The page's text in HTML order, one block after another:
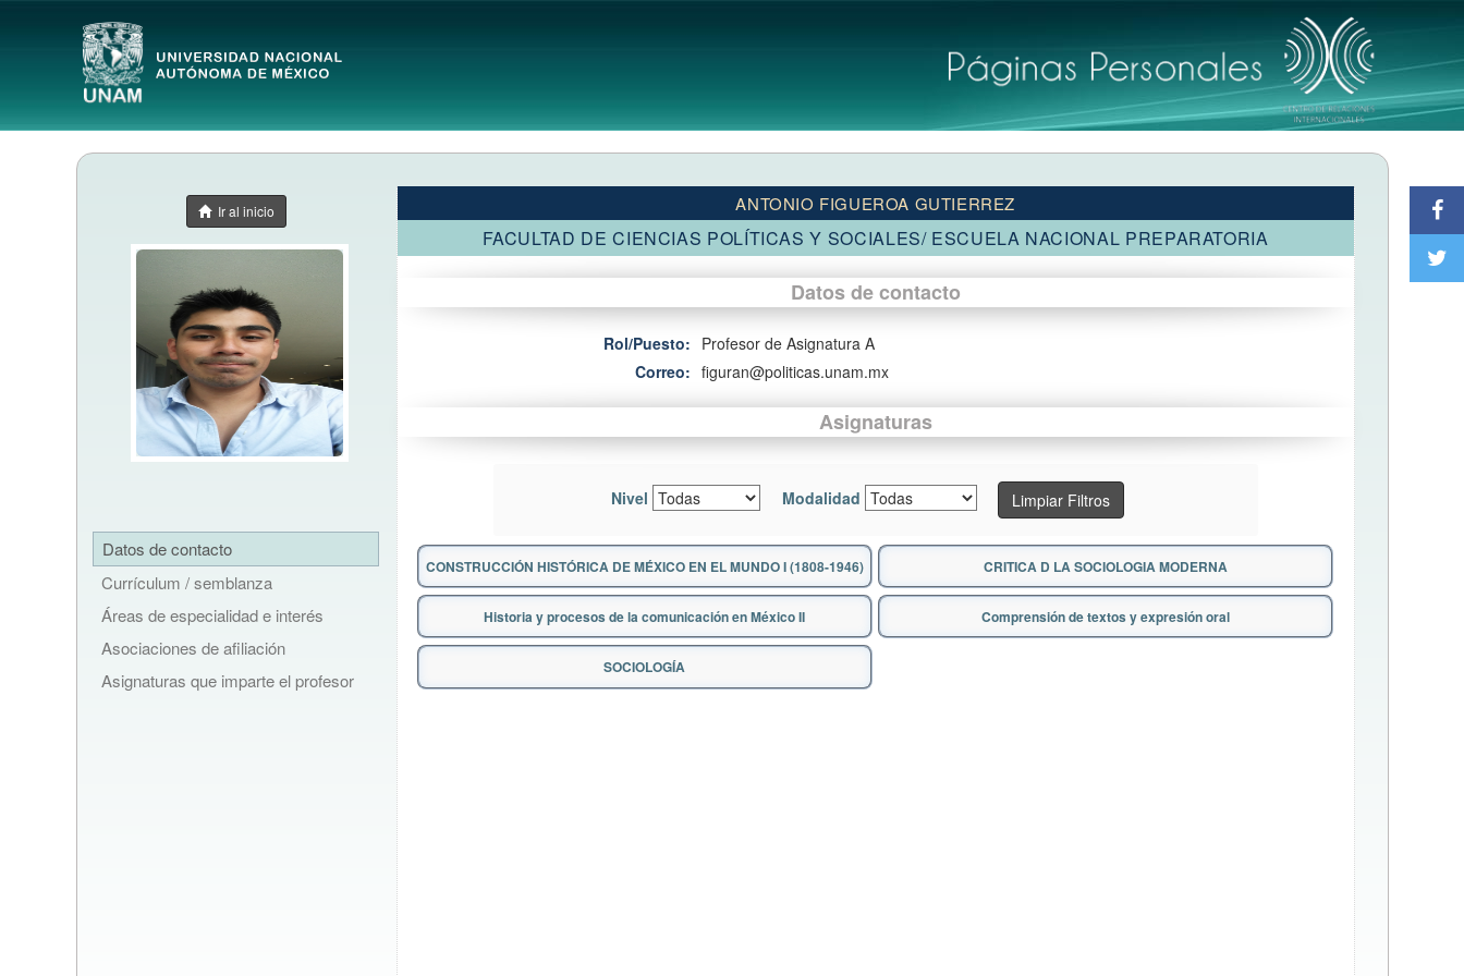
Ir al inicio
Datos de contacto
Currículum / semblanza
Áreas de especialidad e interés
Asociaciones de afiliación
Asignaturas que imparte el profesor
ANTONIO FIGUEROA GUTIERREZ
FACULTAD DE CIENCIAS POLÍTICAS Y SOCIALES/ ESCUELA NACIONAL PREPARATORIA
Datos de contacto
Rol/Puesto: Profesor de Asignatura A
Correo: figuran@politicas.unam.mx
Asignaturas
Nivel Modalidad Limpiar Filtros
CONSTRUCCIÓN HISTÓRICA DE MÉXICO EN EL MUNDO I (1808-1946) CRITICA D LA SOCIOLOGIA MODERNA
Historia y procesos de la comunicación en México II Comprensión de textos y expresión oral
SOCIOLOGÍA